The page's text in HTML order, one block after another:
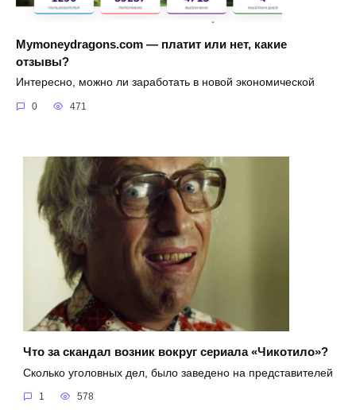
Mymoneydragons.com — платит или нет, какие
отзывы?
Интересно, можно ли заработать в новой экономической
0 471
Что за скандал возник вокруг сериала «Чикотило»?
Сколько уголовных дел, было заведено на представителей
1 578